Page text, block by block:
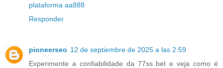
plataforma aa888
Responder
pioneerseo 12 de septiembre de 2025 a las 2:59
Experimente a confiabilidade da 77ss bet e veja como é